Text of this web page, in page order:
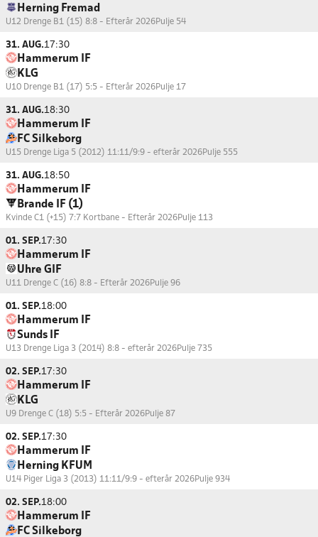
Herning Fremad
U12 Drenge B1 (15) 8:8 - Efterår 2026Pulje 54
31. AUG.17:30
Hammerum IF
KLG
U10 Drenge B1 (17) 5:5 - Efterår 2026Pulje 17
31. AUG.18:30
Hammerum IF
FC Silkeborg
U15 Drenge Liga 5 (2012) 11:11/9:9 - efterår 2026Pulje 555
31. AUG.18:50
Hammerum IF
Brande IF (1)
Kvinde C1 (+15) 7:7 Kortbane - Efterår 2026Pulje 113
01. SEP.17:30
Hammerum IF
Uhre GIF
U11 Drenge C (16) 8:8 - Efterår 2026Pulje 96
01. SEP.18:00
Hammerum IF
Sunds IF
U13 Drenge Liga 3 (2014) 8:8 - efterår 2026Pulje 735
02. SEP.17:30
Hammerum IF
KLG
U9 Drenge C (18) 5:5 - Efterår 2026Pulje 87
02. SEP.17:30
Hammerum IF
Herning KFUM
U14 Piger Liga 3 (2013) 11:11/9:9 - efterår 2026Pulje 934
02. SEP.18:00
Hammerum IF
FC Silkeborg